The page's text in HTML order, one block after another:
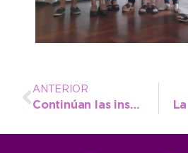
ANTERIOR
Continúan las inspecciones de Control Urbano para regular la venta de pirotecnia